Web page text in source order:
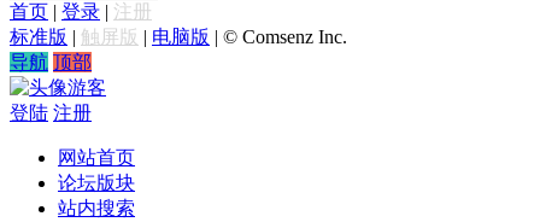
首页 | 登录 | 注册
标准版 | 触屏版 | 电脑版 | © Comsenz Inc.
导航 顶部
游客
登陆 注册
网站首页
论坛版块
站内搜索